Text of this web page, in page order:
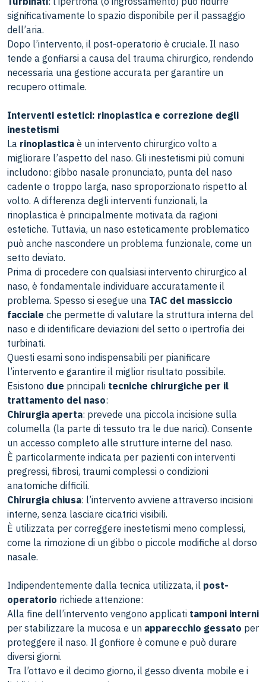
significativamente lo spazio disponibile per il passaggio
dell’aria.
Dopo l’intervento, il post-operatorio è cruciale. Il naso
tende a gonfiarsi a causa del trauma chirurgico, rendendo
necessaria una gestione accurata per garantire un
recupero ottimale.
Interventi estetici: rinoplastica e correzione degli
inestetismi
La rinoplastica è un intervento chirurgico volto a
migliorare l’aspetto del naso. Gli inestetismi più comuni
includono: gibbo nasale pronunciato, punta del naso
cadente o troppo larga, naso sproporzionato rispetto al
volto. A differenza degli interventi funzionali, la
rinoplastica è principalmente motivata da ragioni
estetiche. Tuttavia, un naso esteticamente problematico
può anche nascondere un problema funzionale, come un
setto deviato.
Prima di procedere con qualsiasi intervento chirurgico al
naso, è fondamentale individuare accuratamente il
problema. Spesso si esegue una TAC del massiccio
facciale che permette di valutare la struttura interna del
naso e di identificare deviazioni del setto o ipertrofia dei
turbinati.
Questi esami sono indispensabili per pianificare
l’intervento e garantire il miglior risultato possibile.
Esistono due principali tecniche chirurgiche per il
trattamento del naso:
Chirurgia aperta: prevede una piccola incisione sulla
columella (la parte di tessuto tra le due narici). Consente
un accesso completo alle strutture interne del naso.
È particolarmente indicata per pazienti con interventi
pregressi, fibrosi, traumi complessi o condizioni
anatomiche difficili.
Chirurgia chiusa: l’intervento avviene attraverso incisioni
interne, senza lasciare cicatrici visibili.
È utilizzata per correggere inestetismi meno complessi,
come la rimozione di un gibbo o piccole modifiche al dorso
nasale.
Indipendentemente dalla tecnica utilizzata, il post-
operatorio richiede attenzione:
Alla fine dell’intervento vengono applicati tamponi interni
per stabilizzare la mucosa e un apparecchio gessato per
proteggere il naso. Il gonfiore è comune e può durare
diversi giorni.
Tra l’ottavo e il decimo giorno, il gesso diventa mobile e i